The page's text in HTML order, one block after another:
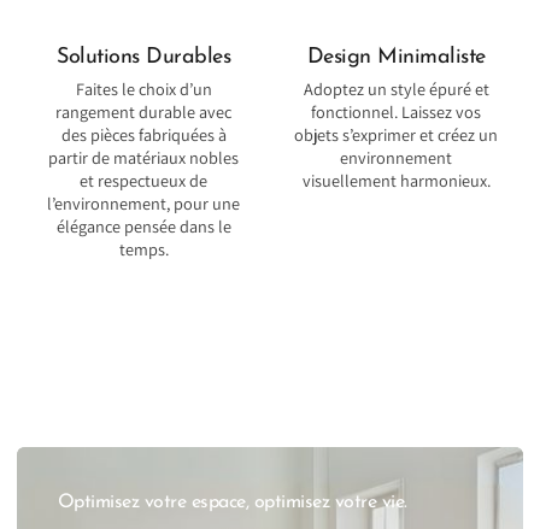
Solutions Durables
Faites le choix d’un
rangement durable avec
des pièces fabriquées à
partir de matériaux nobles
et respectueux de
l’environnement, pour une
élégance pensée dans le
temps.
Design Minimaliste
Adoptez un style épuré et
fonctionnel. Laissez vos
objets s’exprimer et créez un
environnement
visuellement harmonieux.
Optimisez votre espace, optimisez votre vie.